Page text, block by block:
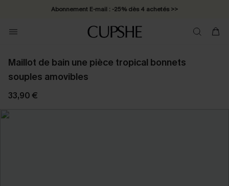
Abonnement E-mail : -25% dès 4 achetés >>
Maillot de bain une pièce tropical bonnets
souples amovibles
33,90 €